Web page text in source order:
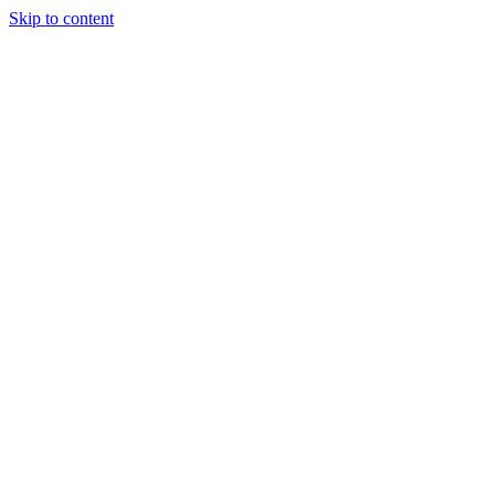
Skip to content